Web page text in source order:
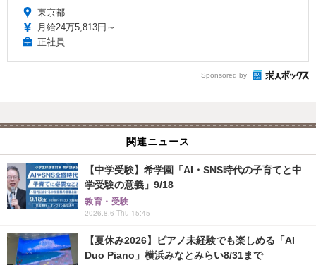
東京都
月給24万5,813円～
正社員
Sponsored by
関連ニュース
【中学受験】希学園「AI・SNS時代の子育てと中
学受験の意義」9/18
教育・受験
2026.8.6 Thu 15:45
【夏休み2026】ピアノ未経験でも楽しめる「AI
Duo Piano」横浜みなとみらい8/31まで